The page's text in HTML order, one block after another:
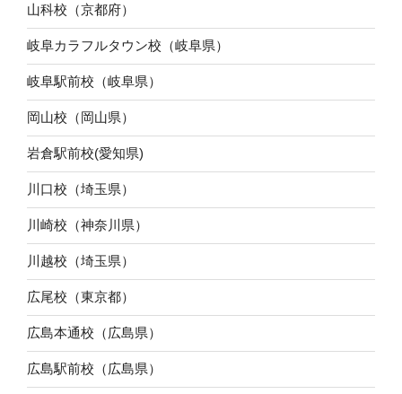
山科校（京都府）
岐阜カラフルタウン校（岐阜県）
岐阜駅前校（岐阜県）
岡山校（岡山県）
岩倉駅前校(愛知県)
川口校（埼玉県）
川崎校（神奈川県）
川越校（埼玉県）
広尾校（東京都）
広島本通校（広島県）
広島駅前校（広島県）